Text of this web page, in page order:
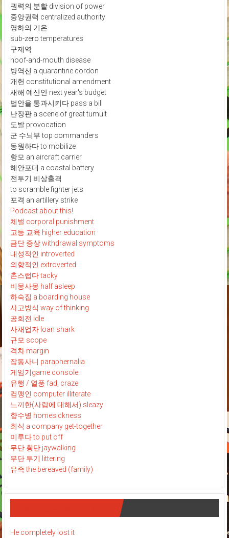
권력의 분할 division of power
중앙권력 centralized authority
영하의 기온
sub-zero temperatures
구제역
hoof-and-mouth disease
방역선 a quarantine cordon
개헌 constitutional amendment
새해 예산안 next year's budget
법안을 통과시키다 pass a bill
난장판 a scene of great tumult
도발 provocation
군 수뇌부 top commanders
동원하다 to mobilize
항모 an aircraft carrier
해안포대 a coastal battery
전투기 비상출격
to scramble fighter jets
포격 an artillery strike
Podcast about this!
체벌 corporal punishment
고등 교육 higher education
금단 증상 withdrawal symptoms
내성적인 introverted
외향적인 extroverted
촌스럽다 tacky
비몽사몽 half asleep
하숙집 a boarding house
사고방식 way of thinking
공회전 idle
사채업자 loan shark
규모 scope
격차 margin
잡동사니 paraphernalia
게임기game console
유행 / 열풍 fad, craze
컴맹인 computer illiterate
느끼한(사람에 대해서) sleazy
향수병 homesickness
회식 a company get-together
미루다 to put off
무단 횡단 jaywalking
무단 투기 littering
유족 the bereaved (family)
He completely lost it